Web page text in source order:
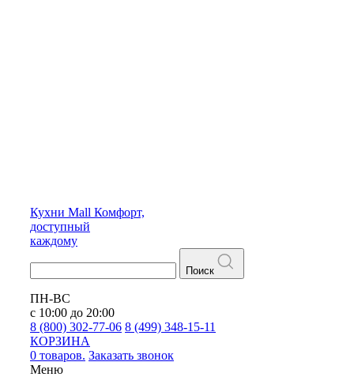
Кухни Mall Комфорт,
доступный
каждому
Поиск
ПН-ВС
с 10:00 до 20:00
8 (800) 302-77-06 8 (499) 348-15-11
КОРЗИНА
0 товаров. Заказать звонок
Меню